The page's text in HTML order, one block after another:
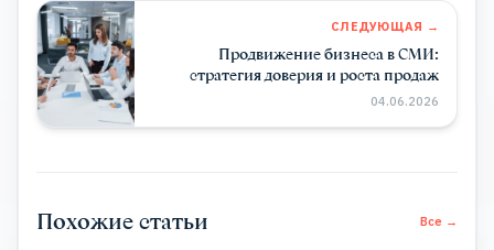
СЛЕДУЮЩАЯ →
Продвижение бизнеса в СМИ:
стратегия доверия и роста продаж
04.06.2026
Похожие статьи Все →